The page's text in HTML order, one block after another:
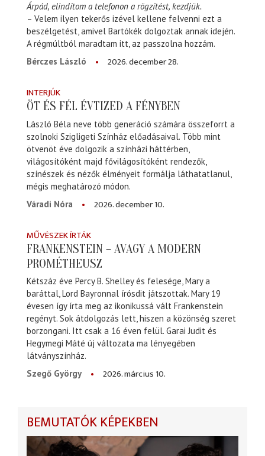
Árpád, elindítom a telefonon a rögzítést, kezdjük.
– Velem ilyen tekerős izével kellene felvenni ezt a
beszélgetést, amivel Bartókék dolgoztak annak idején.
A régmúltból maradtam itt, az passzolna hozzám.
Bérczes László
2026. december 28.
INTERJÚK
ÖT ÉS FÉL ÉVTIZED A FÉNYBEN
László Béla neve több generáció számára összeforrt a
szolnoki Szigligeti Színház előadásaival. Több mint
ötvenöt éve dolgozik a színházi háttérben,
világosítóként majd fővilágosítóként rendezők,
színészek és nézők élményeit formálja láthatatlanul,
mégis meghatározó módon.
Váradi Nóra
2026. december 10.
MŰVÉSZEK ÍRTÁK
FRANKENSTEIN – AVAGY A MODERN
PROMÉTHEUSZ
Kétszáz éve Percy B. Shelley és felesége, Mary a
baráttal, Lord Bayronnal írósdit játszottak. Mary 19
évesen így írta meg az ikonikussá vált Frankenstein
regényt. Sok átdolgozás lett, hiszen a közönség szeret
borzongani. Itt csak a 16 éven felül. Garai Judit és
Hegymegi Máté új változata ma lényegében
látványszínház.
Szegő György
2026. március 10.
BEMUTATÓK KÉPEKBEN